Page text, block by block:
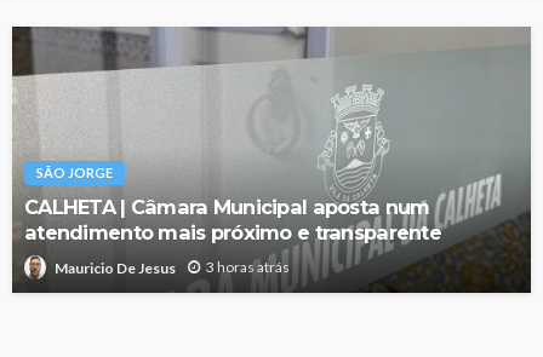
SÃO JORGE
CALHETA | Câmara Municipal aposta num
atendimento mais próximo e transparente
Mauricio De Jesus 3 horas atrás